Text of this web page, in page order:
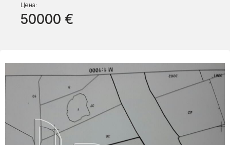
Цена:
50000 €